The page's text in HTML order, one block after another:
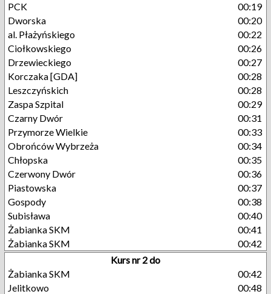
PCK
00:19
Dworska
00:20
al. Płażyńskiego
00:22
Ciołkowskiego
00:26
Drzewieckiego
00:27
Korczaka [GDA]
00:28
Leszczyńskich
00:28
Zaspa Szpital
00:29
Czarny Dwór
00:31
Przymorze Wielkie
00:33
Obrońców Wybrzeża
00:34
Chłopska
00:35
Czerwony Dwór
00:36
Piastowska
00:37
Gospody
00:38
Subisława
00:40
Żabianka SKM
00:41
Żabianka SKM
00:42
Kurs nr 2 do
Żabianka SKM
00:42
Jelitkowo
00:48